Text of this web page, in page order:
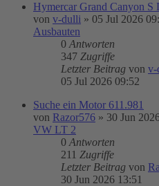
Hymercar Grand Canyon S
von v-dulli » 05 Jul 2026
Ausbauten
0 Antworten
347 Zugriffe
Letzter Beitrag von v-
05 Jul 2026 09:52
Suche ein Motor 611.981
von Razor576 » 30 Jun
VW LT 2
0 Antworten
211 Zugriffe
Letzter Beitrag von
30 Jun 2026 13:51